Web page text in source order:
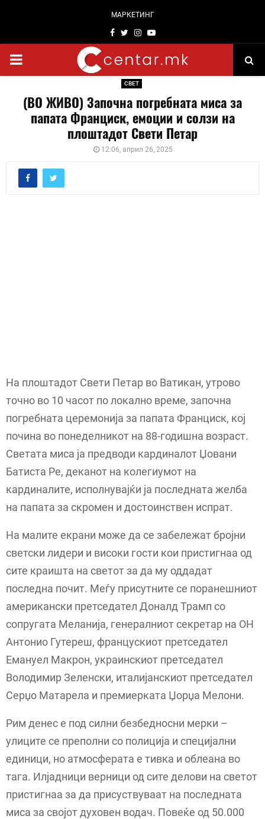
МАРКЕТИНГ
Facebook
TwitterInstagram
Youtube
PRIMARY
СВЕТ
(ВО ЖИВО) Започна погребната миса за
папата Франциск, емоции и солзи на
плоштадот Свети Петар
12:06, април 26, 2025
На плоштадот Свети Петар во Ватикан, утрово
точно во 10 часот по локално време, започна
погребната церемонија за папата Франциск, кој
почина во понеделникот на 88-годишна возраст.
Светата миса ја предводи кардиналот Џовани
Батиста Ре, деканот на колегиумот на
кардиналите, исполнувајќи ја последната желба
на папата за скромен и достоинствен испрат.
На малите екрани може да се забележат бројни
светски лидери и високи гости кои пристигнаа од
сите краишта на светот за да му оддадат
последна почит. Меѓу присутните се поранешниот
американски претседател Доналд Трамп со
сопругата Меланија, генералниот секретар на ОН
Антонио Гутереш, францускиот претседател
Емануел Макрон, украинскиот претседател
Володимир Зеленски, италијанскиот претседател
Серџо Матарела и премиерката Џорџа Мелони.
Рим денес е под силни безбедносни мерки –
улиците се преполни со полиција и специјални
единици, но атмосферата е тивка и облеана во
тага. Илјадници верници од сите делови на светот
пристигнаа за да присуствуваат на последната
миса за својот духовен водач. Повеќе од 50.000